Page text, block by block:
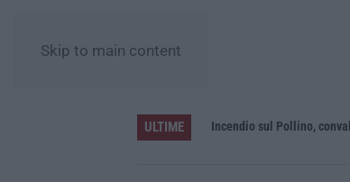
Skip to main content
ULTIME
Green Island, ricariche elettriche e un presidio sanitario. Anas attiva i nuovi servizi sull’A2 in Calabria Incendio sul Pollino,